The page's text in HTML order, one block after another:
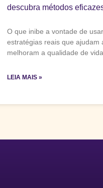
descubra métodos
O que inibe a vontade de
estratégias reais que ajudam
melhoram a qualidade de vida.
LEIA MAIS »